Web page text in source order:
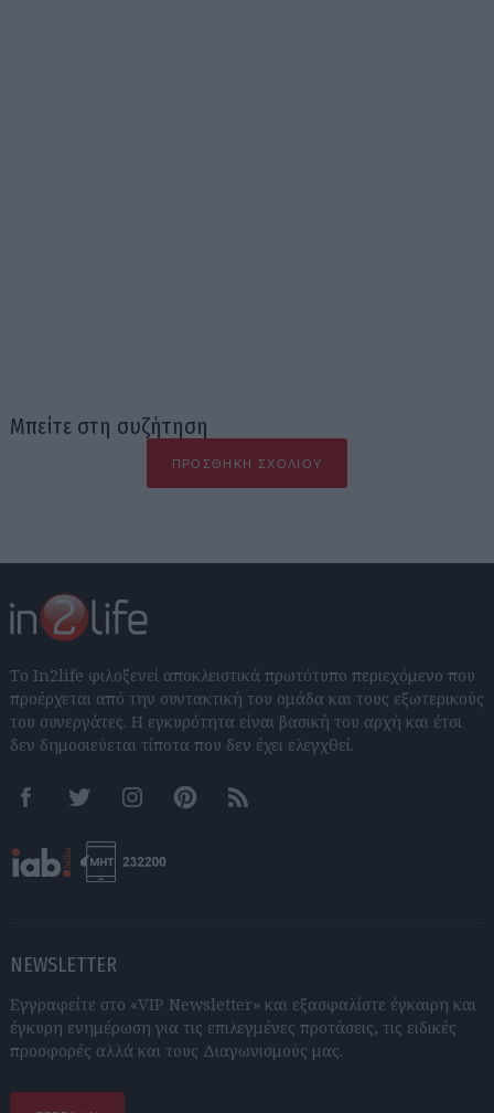
Μπείτε στη συζήτηση
ΠΡΟΣΘΉΚΗ ΣΧΟΛΊΟΥ
Το In2life φιλοξενεί αποκλειστικά πρωτότυπο περιεχόμενο που
προέρχεται από την συντακτική του ομάδα και τους εξωτερικούς
του συνεργάτες. Η εγκυρότητα είναι βασική του αρχή και έτσι
δεν δημοσιεύεται τίποτα που δεν έχει ελεγχθεί.
FacebookTwitter InstagramPinterestRSS feeds
NEWSLETTER
Εγγραφείτε στο «VIP Newsletter» και εξασφαλίστε έγκαιρη και
έγκυρη ενημέρωση για τις επιλεγμένες προτάσεις, τις ειδικές
προσφορές αλλά και τους Διαγωνισμούς μας.